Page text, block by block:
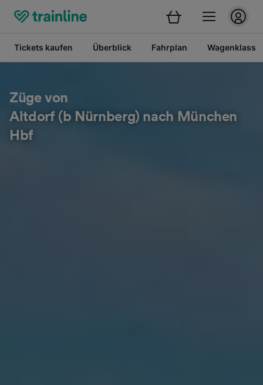
Tickets kaufen Überblick Fahrplan
Züge von
Altdorf (b Nürnberg) nach München
Hbf